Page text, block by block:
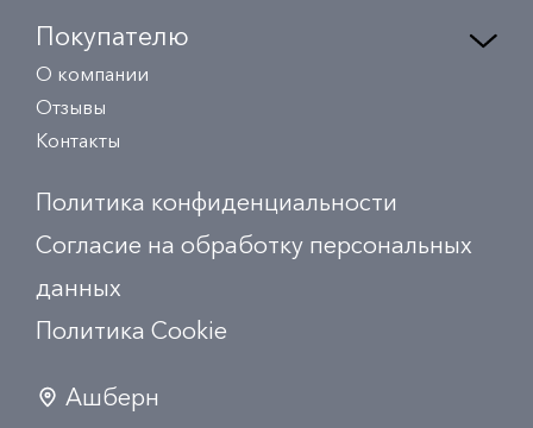
Покупателю
О компании
Отзывы
Контакты
Политика конфиденциальности
Согласие на обработку персональных
данных
Политика Сookie
Ашберн